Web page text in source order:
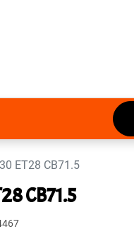
ET28 CB71.5
CB71.5